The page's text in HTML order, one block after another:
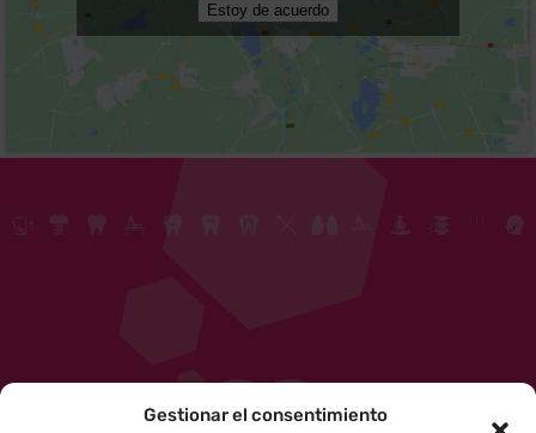
Gestionar el consentimiento
Estoy de acuerdo